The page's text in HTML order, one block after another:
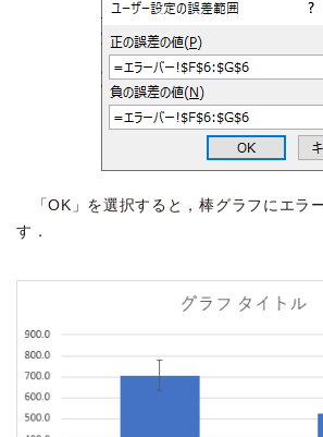
「OK」を選択すると，棒グラフにエラ
す．